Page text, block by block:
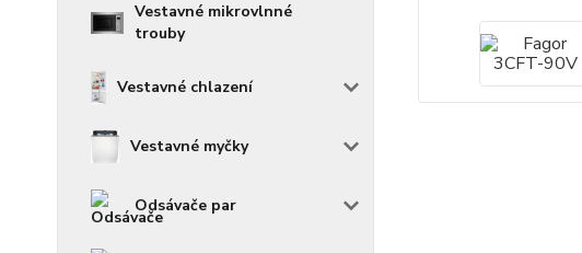
Vestavné mikrovlnné
trouby
Vestavné chlazení
Vestavné myčky
Odsávače par